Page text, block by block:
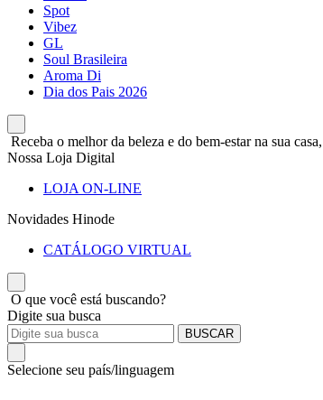
Spot
Vibez
GL
Soul Brasileira
Aroma Di
Dia dos Pais 2026
Receba o melhor da beleza e do bem-estar na sua
Nossa Loja Digital
LOJA ON-LINE
Novidades Hinode
CATÁLOGO VIRTUAL
O que você está buscando?
Digite sua busca
BUSCAR
Selecione seu país/linguagem